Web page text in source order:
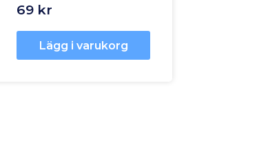
69 kr
Lägg i varukorg